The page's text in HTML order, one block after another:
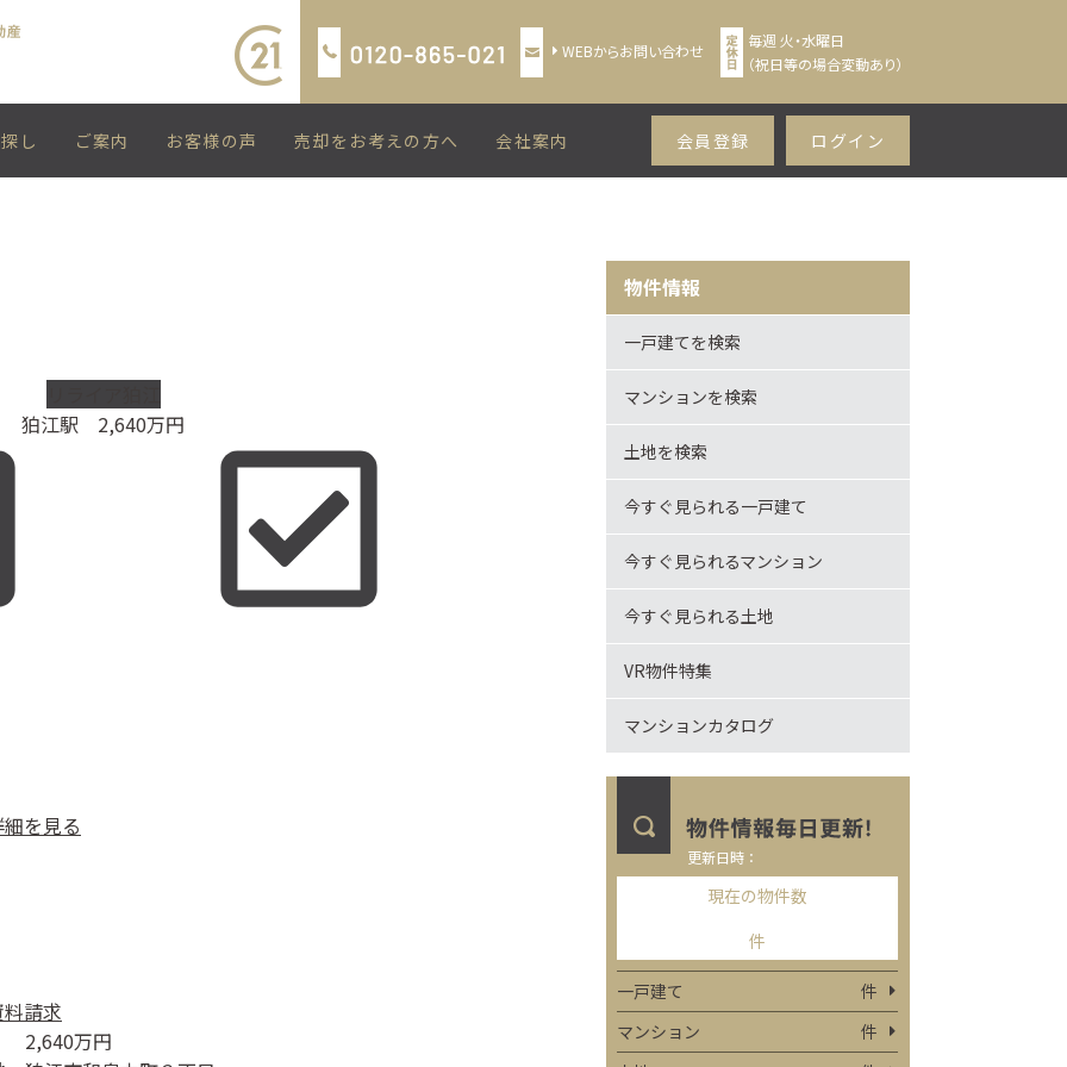
WEBからお問い合わせ
毎週 火・水曜日
（祝日等の場合変動あり）
し ご案内 お客様の声 売却をお考えの方へ 会社案内 会員登録 ログイン
狛江駅
2,640万円
を見る
請求
2,640万円
物件情報
一戸建てを検索
マンションを検索
土地を検索
今すぐ見られる一戸建て
今すぐ見られるマンション
今すぐ見られる土地
VR物件特集
マンションカタログ
更新日時：
現在の物件数
件
一戸建て
件
マンション
件